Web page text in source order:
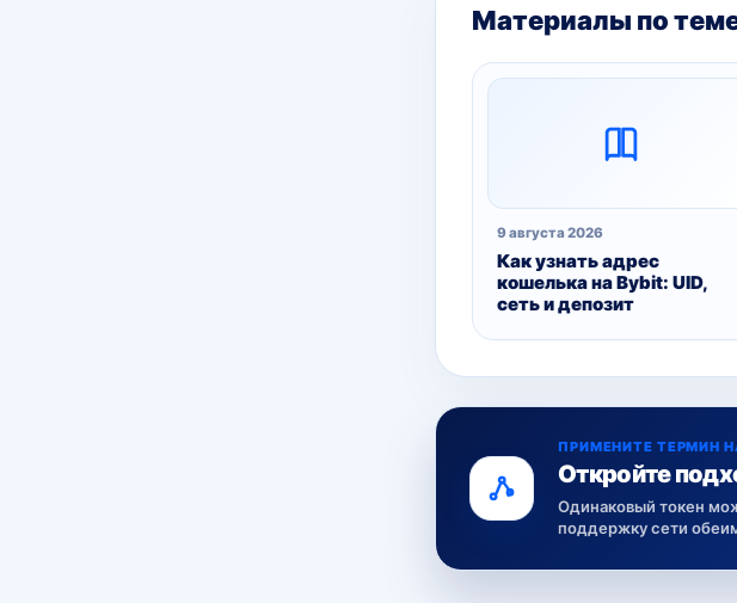
Материалы по
9 августа 2026
Как узнать адрес
кошелька на Bybit: UID,
сеть и депозит
ПРИМЕНИТЕ ТЕРМИН
Откройте
Одинаковый токен
поддержку сети